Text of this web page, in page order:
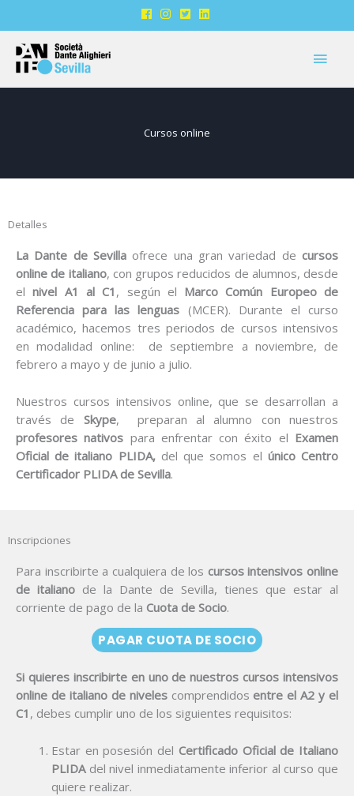
contenido
Cursos online
Detalles
La Dante de Sevilla ofrece una gran variedad de cursos
online de italiano, con grupos reducidos de alumnos, desde
elnivel A1 al C1 , según el Marco Común Europeo de
Referencia para las lenguas (MCER). Durante el curso
académico, hacemos tres periodos de cursos intensivos
en modalidad online: de septiembre a noviembre, de
febrero a mayo y de junio a julio.
Nuestros cursos intensivos online, que se desarrollan a
través de Skype, preparan al alumno con nuestros
profesores nativos para enfrentar con éxito el Examen
Oficial de italiano PLIDA, del que somos el único Centro
Certificador PLIDA de Sevilla.
Inscripciones
Para inscribirte a cualquiera de los cursos intensivos online
de italiano de la Dante de Sevilla, tienes que estar al
corriente de pago de la Cuota de Socio.
PAGAR CUOTA DE SOCIO
Si quieres inscribirte en uno de nuestros cursos intensivos
online de italiano de nivelescomprendidos entre el A2 y el
C1 , debes cumplir uno de los siguientes requisitos:
Estar en posesión del Certificado Oficial de Italiano
PLIDAdel nivel inmediatamente inferior al curso que
quiere realizar.